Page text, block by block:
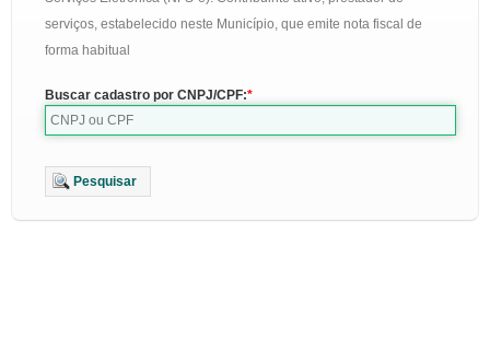
serviços, estabelecido neste Município, que emite nota fiscal de
forma habitual
Buscar cadastro por CNPJ/CPF:
Pesquisar